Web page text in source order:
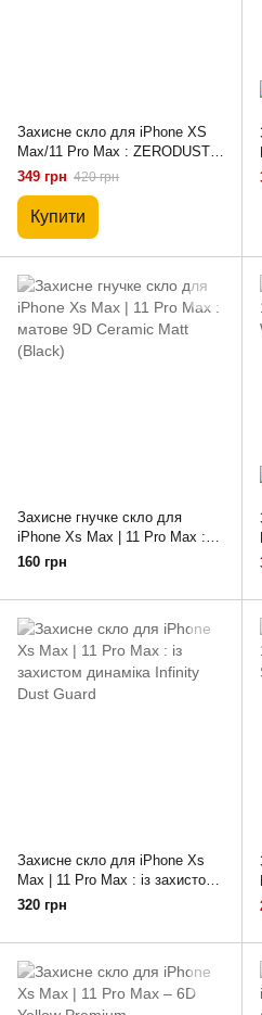
Захисне скло для iPhone XS
Max/11 Pro Max : ZERODUST
ESD with Applicator
349 грн 420 грн
Купити
Захисне гнучке скло для
iPhone Xs Max | 11 Pro Max :
матове 9D Ceramic Matt (Black)
160 грн
Захисне скло для iPhone Xs
Max | 11 Pro Max : із захистом
динаміка Infinity Dust Guard
320 грн